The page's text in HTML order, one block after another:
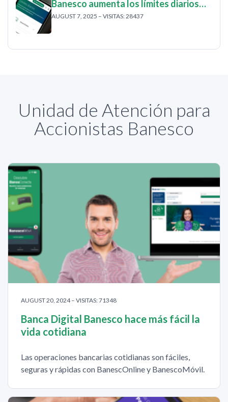
Banesco aumenta los límites diarios…
AUGUST 7, 2025 – VISITAS: 28437
Unidad de Atención para
Accionistas Banesco
AUGUST 20, 2024 – VISITAS: 71348
Banca Digital Banesco hace más fácil la
vida cotidiana
Las operaciones bancarias cotidianas son fáciles,
seguras y rápidas con BanescOnline y BanescoMóvil.